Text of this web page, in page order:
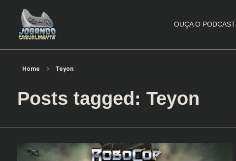
OUÇA O PODCAST
Home Teyon
Posts tagged: Teyon